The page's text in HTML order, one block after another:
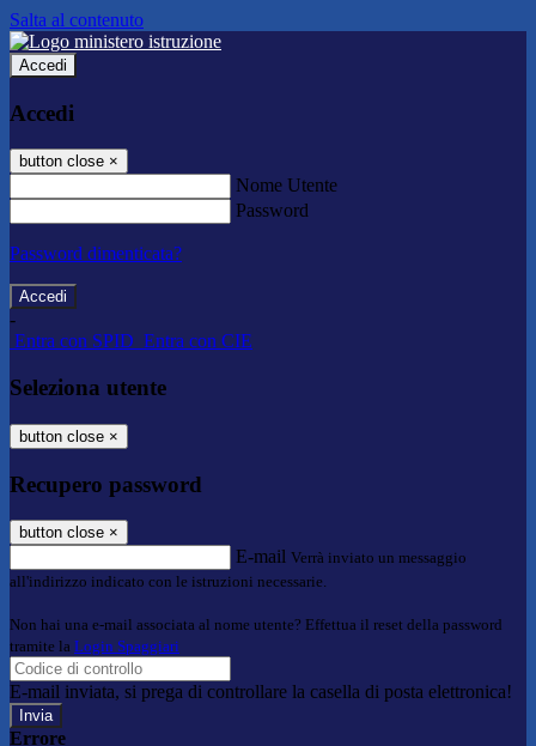
Salta al contenuto
Accedi
Accedi
button close ×
Nome Utente
Password
Password dimenticata?
-
Entra con SPID Entra con CIE
Seleziona utente
button close ×
Recupero password
button close ×
E-mail Verrà inviato un messaggio
all'indirizzo indicato con le istruzioni necessarie.
Non hai una e-mail associata al nome utente? Effettua il reset della password
tramite la Login Spaggiari
E-mail inviata, si prega di controllare la casella di posta elettronica!
Errore